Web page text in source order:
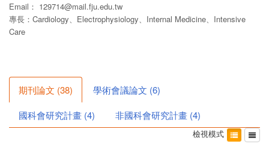
Email： 129714@mail.fju.edu.tw
專長：Cardiology、Electrophysiology、Internal Medicine、Intensive
Care
期刊論文 (38) 學術會議論文 (6)
國科會研究計畫 (4) 非國科會研究計畫 (4)
檢視模式